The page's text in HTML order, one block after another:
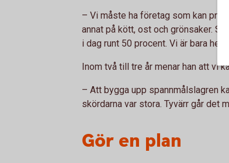
– Vi måste ha företag som kan
annat på kött, ost och grönsaker.
i dag runt 50 procent. Vi är bara
Inom två till tre år menar han att vi
– Att bygga upp spannmålslagren
skördarna var stora. Tyvärr går det
Gör en plan